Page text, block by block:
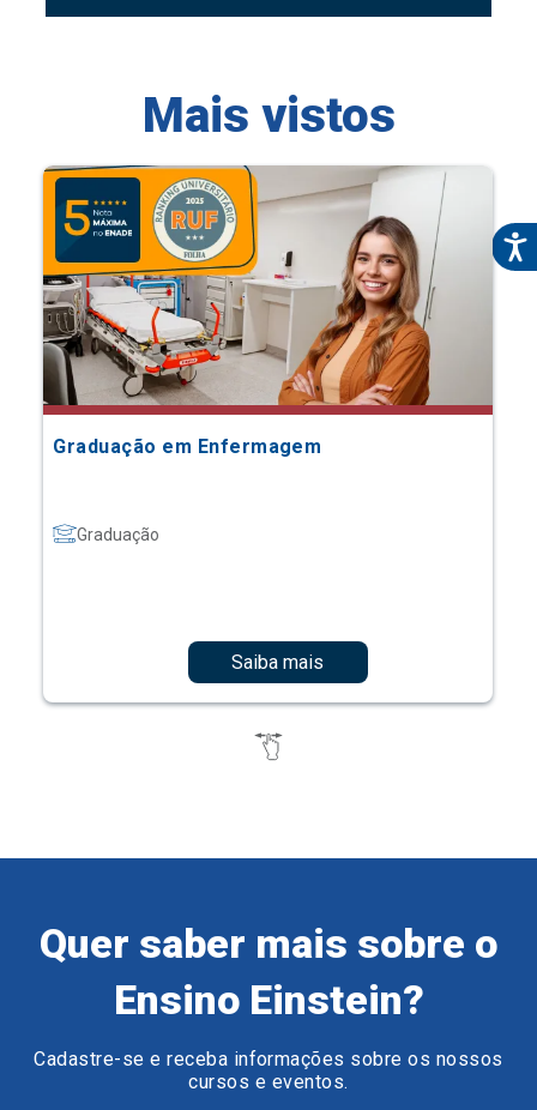
Mais vistos
Graduação em Enfermagem
Graduação
Saiba mais
Quer saber mais sobre o
Ensino Einstein?
Cadastre-se e receba informações sobre os nossos
cursos e eventos.